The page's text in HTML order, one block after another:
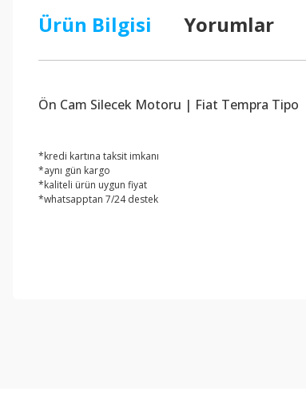
Ürün Bilgisi Yorumlar
Ön Cam Silecek Motoru | Fiat Tempra Tipo
*kredi kartına taksit imkanı
*aynı gün kargo
*kaliteli ürün uygun fiyat
*whatsapptan 7/24 destek